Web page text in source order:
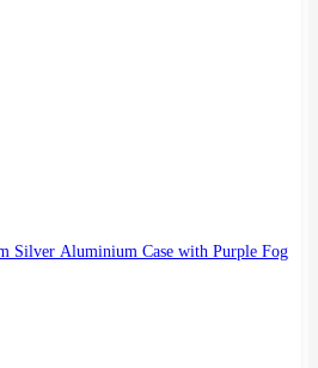
Silver Aluminium Case with Purple Fog